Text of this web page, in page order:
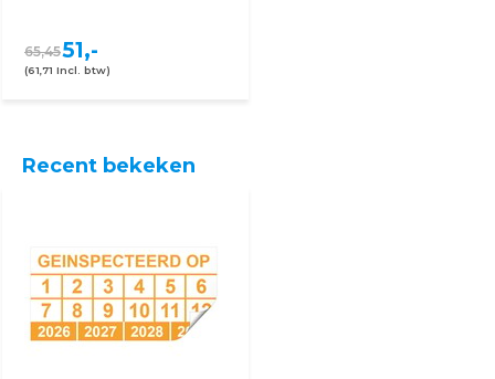
65,4551,-
(61,71 Incl. btw)
Recent bekeken